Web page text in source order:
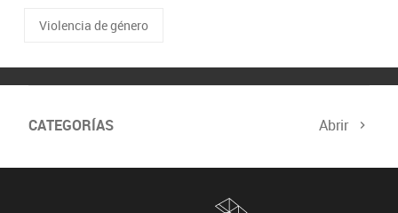
Violencia de género
CATEGORÍAS Abrir